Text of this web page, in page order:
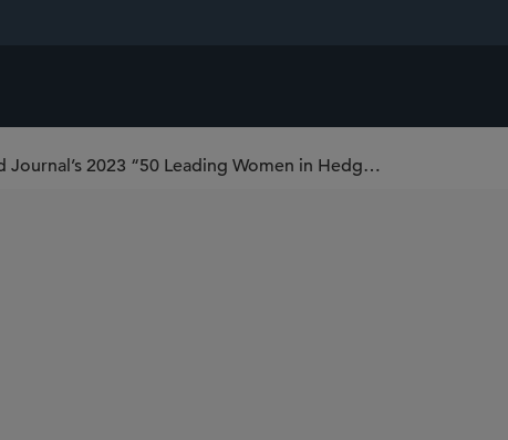
Janelle Ibeling Named to The Hedge Fund Journal’s 2023 “50 Leading Women in Hedge Funds” List